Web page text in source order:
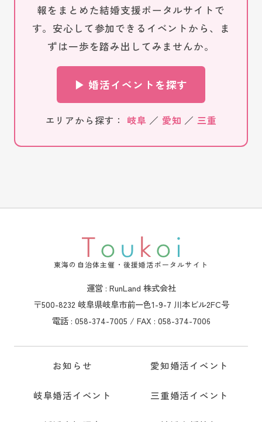
報をまとめた結婚支援ポータルサイトで
す。安心して参加できるイベントから、ま
ずは一歩を踏み出してみませんか。
▶ 婚活イベントを探す
エリアから探す： 岐阜 ／ 愛知 ／ 三重
東海の自治体主催・後援婚活ポータルサイト
運営 : RunLand 株式会社
〒500-8232 岐阜県岐阜市前一色1-9-7 川本ビル2FC号
電話 : 058-374-7005 / FAX : 058-374-7006
お知らせ 愛知婚活イベント
岐阜婚活イベント 三重婚活イベント